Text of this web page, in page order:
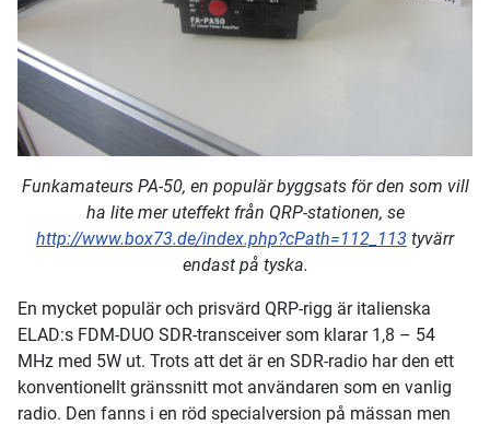
Funkamateurs PA-50, en populär byggsats för den som vill
ha lite mer uteffekt från QRP-stationen, se
http://www.box73.de/index.php?cPath=112_113 tyvärr
endast på tyska.
En mycket populär och prisvärd QRP-rigg är italienska
ELAD:s FDM-DUO SDR-transceiver som klarar 1,8 – 54
MHz med 5W ut. Trots att det är en SDR-radio har den ett
konventionellt gränssnitt mot användaren som en vanlig
radio. Den fanns i en röd specialversion på mässan men